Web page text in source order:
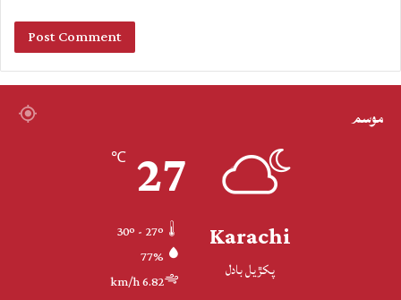
موسم
Karachi
پکڙيل بادل
27
℃
77%
6.82 km/h